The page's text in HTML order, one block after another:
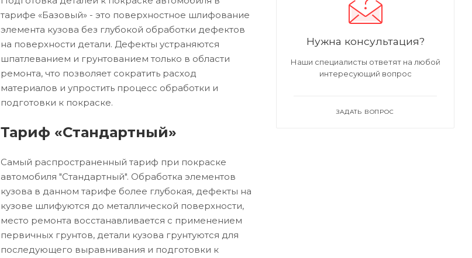
тарифе «Базовый» - это поверхностное шлифование
элемента кузова без глубокой обработки дефектов
на поверхности детали. Дефекты устраняются
шпатлеванием и грунтованием только в области
ремонта, что позволяет сократить расход
материалов и упростить процесс обработки и
подготовки к покраске.
Тариф «Стандартный»
Самый распространенный тариф при покраске
автомобиля "Стандартный". Обработка элементов
кузова в данном тарифе более глубокая, дефекты на
кузове шлифуются до металлической поверхности,
место ремонта восстанавливается с применением
первичных грунтов, детали кузова грунтуются для
последующего выравнивания и подготовки к
Нужна консультация?
Наши специалисты ответят на любой
интересующий вопрос
ЗАДАТЬ ВОПРОС